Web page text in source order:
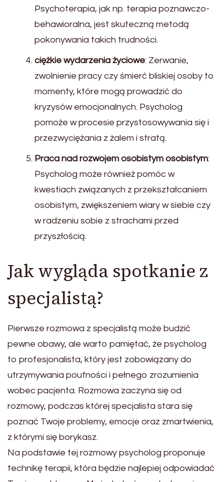
Psychoterapia, jak np. terapia poznawczo-
behawioralna, jest skuteczną metodą
pokonywania takich trudności.
ciężkie wydarzenia życiowe: Zerwanie,
zwolnienie pracy czy śmierć bliskiej osoby to
momenty, które mogą prowadzić do
kryzysów emocjonalnych. Psycholog
pomoże w procesie przystosowywania się i
przezwyciężania z żalem i stratą.
Praca nad rozwojem osobistym osobistym:
Psycholog może również pomóc w
kwestiach związanych z przekształcaniem
osobistym, zwiększeniem wiary w siebie czy
w radzeniu sobie z strachami przed
przyszłością.
Jak wygląda spotkanie z
specjalistą?
Pierwsze rozmowa z specjalistą może budzić
pewne obawy, ale warto pamiętać, że psycholog
to profesjonalista, który jest zobowiązany do
utrzymywania poufności i pełnego zrozumienia
wobec pacjenta. Rozmowa zaczyna się od
rozmowy, podczas której specjalista stara się
poznać Twoje problemy, emocje oraz zmartwienia,
z którymi się borykasz.
Na podstawie tej rozmowy psycholog proponuje
technikę terapii, która będzie najlepiej odpowiadać